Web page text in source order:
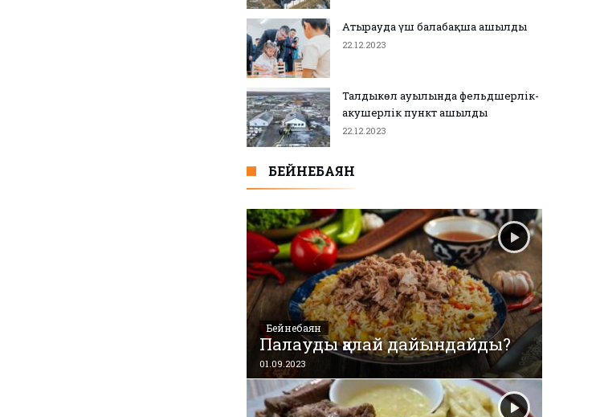
Атырауда үш балабақша ашылды
22.12.2023
Талдыкөл ауылында фельдшерлік-
акушерлік пункт ашылды
22.12.2023
БЕЙНЕБАЯН
Бейнебаян
Палауды қалай дайындайды?
01.09.2023